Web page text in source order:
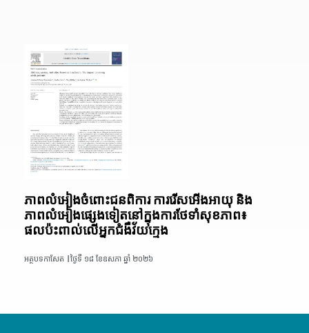
ភាពលំអៀងចំពោះជនពិការ ការរើសអើងអាយុ និង
ភាពលំអៀងផ្សេងទៀតនៅក្នុងការថែទាំសុខភាព៖
ផលប៉ះពាល់លើអ្នកជំងឺវ័យក្មេង
អត្ថបទកាសែត | ថ្ងៃទី ១៨ ខែឧសភា ឆ្នាំ ២០២៦